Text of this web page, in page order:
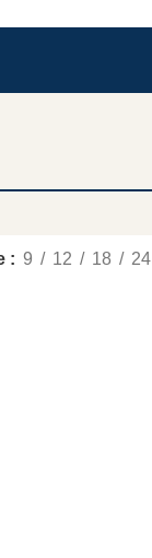
9 12 18 24